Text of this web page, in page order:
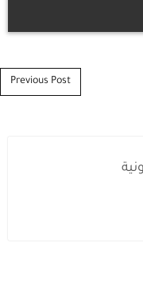
Previous Post